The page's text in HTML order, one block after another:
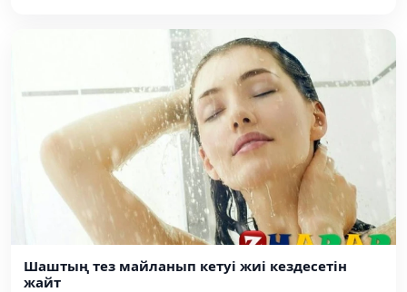
Шаштың тез майланып кетуі жиі кездесетін
жайт